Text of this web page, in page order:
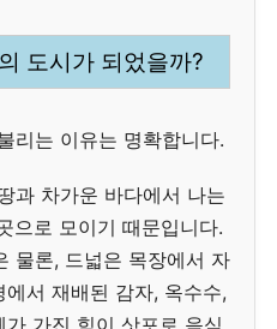
도시가 되었을까?
리는 이유는 명확합니다.
과 차가운 바다에서 나는
으로 모이기 때문입니다.
물론, 드넓은 목장에서 자
서 재배된 감자, 옥수수,